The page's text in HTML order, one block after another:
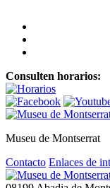
Consulten horarios:
Museu de Montserrat
Contacto Enlaces de